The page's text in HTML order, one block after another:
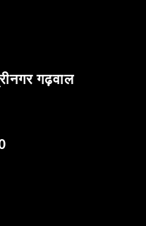
गढ़वाल